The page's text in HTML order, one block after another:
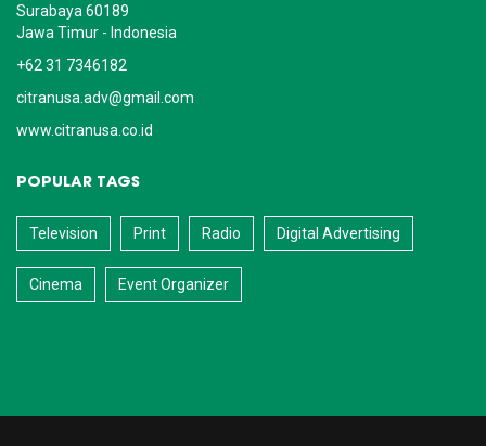
Surabaya 60189
Jawa Timur - Indonesia
+62 31 7346182
citranusa.adv@gmail.com
www.citranusa.co.id
POPULAR TAGS
Television Print Radio Digital Advertising
Cinema Event Organizer